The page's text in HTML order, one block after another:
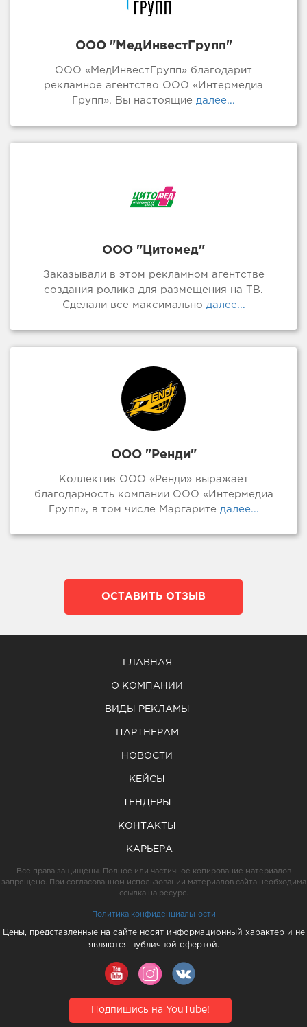
ООО "МедИнвестГрупп"
ООО «МедИнвестГрупп» благодарит
рекламное агентство ООО «Интермедиа
Групп». Вы настоящие далее...
ООО "Цитомед"
Заказывали в этом рекламном агентстве
создания ролика для размещения на ТВ.
Сделали все максимально далее...
ООО "Ренди"
Коллектив ООО «Ренди» выражает
благодарность компании ООО «Интермедиа
Групп», в том числе Маргарите далее...
ОСТАВИТЬ ОТЗЫВ
ГЛАВНАЯ
О КОМПАНИИ
ВИДЫ РЕКЛАМЫ
ПАРТНЕРАМ
НОВОСТИ
КЕЙСЫ
ТЕНДЕРЫ
КОНТАКТЫ
КАРЬЕРА
Все права защищены. Полное или частичное копирование материалов
запрещено. При согласованном использовании материалов сайта необходима
ссылка на ресурс.
Политика конфиденциальности
Цены, представленные на сайте носят информационный характер и не
являются публичной офертой.
Подпишись на YouTube!